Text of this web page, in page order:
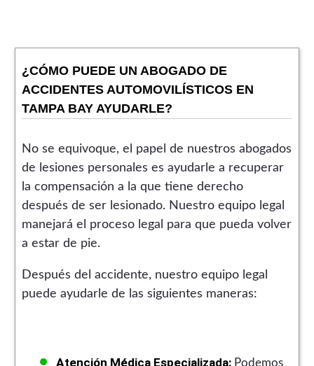
¿CÓMO PUEDE UN ABOGADO DE
ACCIDENTES AUTOMOVILÍSTICOS EN
TAMPA BAY AYUDARLE?
No se equivoque, el papel de nuestros abogados
de lesiones personales es ayudarle a recuperar
la compensación a la que tiene derecho
después de ser lesionado. Nuestro equipo legal
manejará el proceso legal para que pueda volver
a estar de pie.
Después del accidente, nuestro equipo legal
puede ayudarle de las siguientes maneras:
Atención Médica Especializada:Podemos